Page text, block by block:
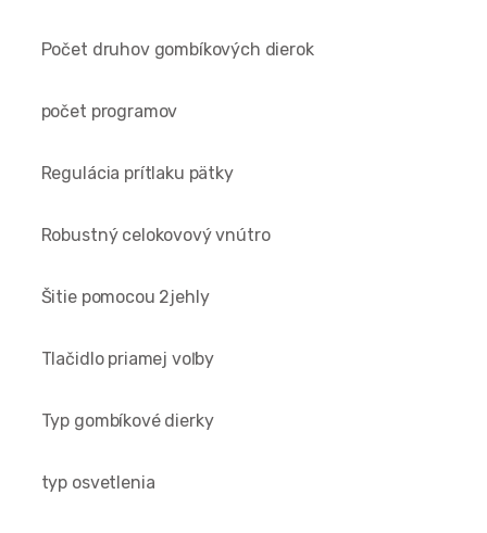
Počet druhov gombíkových dierok
počet programov
Regulácia prítlaku pätky
Robustný celokovový vnútro
Šitie pomocou 2jehly
Tlačidlo priamej voľby
Typ gombíkové dierky
typ osvetlenia